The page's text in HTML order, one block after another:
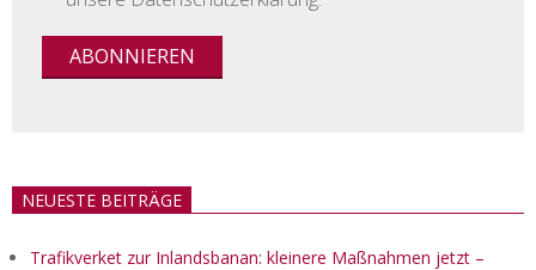
NEUESTE BEITRÄGE
Trafikverket zur Inlandsbanan: kleinere Maßnahmen jetzt –